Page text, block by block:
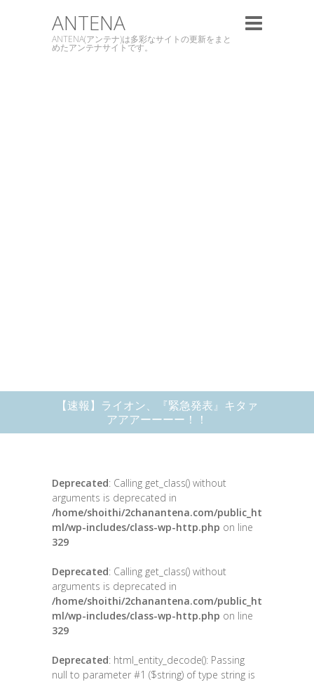
ANTENA
ANTENA(アンテナ)は多彩なサイトの更新をまと
めたアンテナサイトです。
【速報】ライオン、『緊急発表』キタァ
アアアーーーー！！
Deprecated: Calling get_class() without
arguments is deprecated in
/home/shoithi/2chanantena.com/public_ht
ml/wp-includes/class-wp-http.php on line
329
Deprecated: Calling get_class() without
arguments is deprecated in
/home/shoithi/2chanantena.com/public_ht
ml/wp-includes/class-wp-http.php on line
329
Deprecated: html_entity_decode(): Passing
null to parameter #1 ($string) of type string is